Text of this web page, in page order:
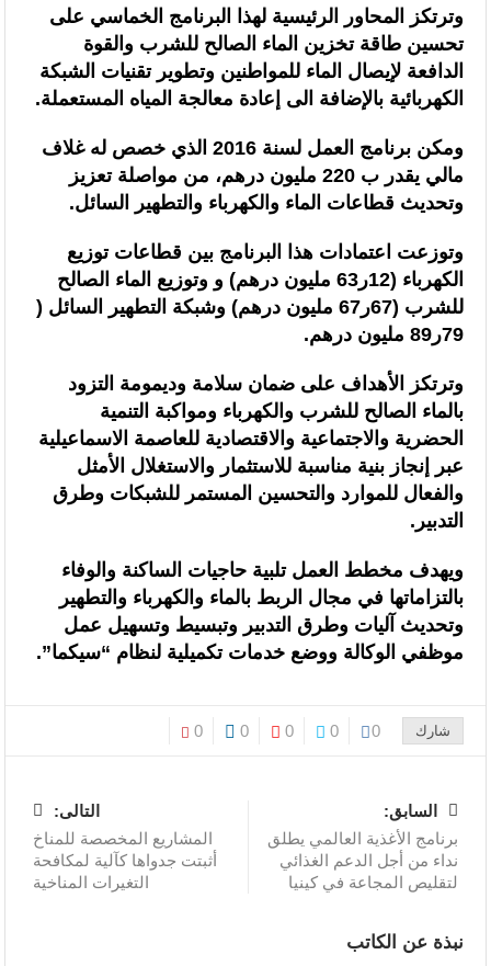
وترتكز المحاور الرئيسية لهذا البرنامج الخماسي على
تحسين طاقة تخزين الماء الصالح للشرب والقوة
الدافعة لإيصال الماء للمواطنين وتطوير تقنيات الشبكة
الكهربائية بالإضافة الى إعادة معالجة المياه المستعملة.
ومكن برنامج العمل لسنة 2016 الذي خصص له غلاف
مالي يقدر ب 220 مليون درهم، من مواصلة تعزيز
وتحديث قطاعات الماء والكهرباء والتطهير السائل.
وتوزعت اعتمادات هذا البرنامج بين قطاعات توزيع
الكهرباء (12ر63 مليون درهم) و وتوزيع الماء الصالح
للشرب (67ر67 مليون درهم) وشبكة التطهير السائل (
79ر89 مليون درهم.
وترتكز الأهداف على ضمان سلامة وديمومة التزود
بالماء الصالح للشرب والكهرباء ومواكبة التنمية
الحضرية والاجتماعية والاقتصادية للعاصمة الاسماعيلية
عبر إنجاز بنية مناسبة للاستثمار والاستغلال الأمثل
والفعال للموارد والتحسين المستمر للشبكات وطرق
التدبير.
ويهدف مخطط العمل تلبية حاجيات الساكنة والوفاء
بالتزاماتها في مجال الربط بالماء والكهرباء والتطهير
وتحديث آليات وطرق التدبير وتبسيط وتسهيل عمل
موظفي الوكالة ووضع خدمات تكميلية لنظام “سيكما”.
شارك 0
0
0
0
0
السابق:
برنامج الأغذية العالمي يطلق
نداء من أجل الدعم الغذائي
لتقليص المجاعة في كينيا
التالى:
المشاريع المخصصة للمناخ
أثبتت جدواها كآلية لمكافحة
التغيرات المناخية
نبذة عن الكاتب